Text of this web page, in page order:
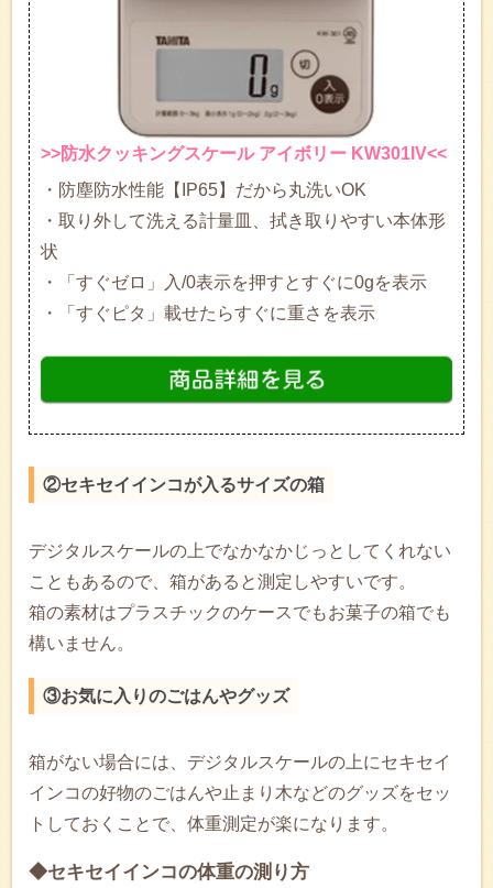
>>防水クッキングスケール アイボリー KW301IV<<
・防塵防水性能【IP65】だから丸洗いOK
・取り外して洗える計量皿、拭き取りやすい本体形
状
・「すぐゼロ」入/0表示を押すとすぐに0gを表示
・「すぐピタ」載せたらすぐに重さを表示
②セキセイインコが入るサイズの箱
デジタルスケールの上でなかなかじっとしてくれない
こともあるので、箱があると測定しやすいです。
箱の素材はプラスチックのケースでもお菓子の箱でも
構いません。
③お気に入りのごはんやグッズ
箱がない場合には、デジタルスケールの上にセキセイ
インコの好物のごはんや止まり木などのグッズをセッ
トしておくことで、体重測定が楽になります。
◆セキセイインコの体重の測り方